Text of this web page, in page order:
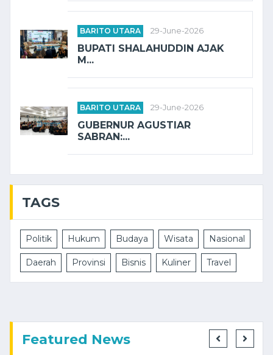
BARITO UTARA 29-June-2026
BUPATI SHALAHUDDIN AJAK
M...
BARITO UTARA 29-June-2026
GUBERNUR AGUSTIAR
SABRAN:...
TAGS
Politik Hukum Budaya Wisata Nasional
Daerah Provinsi Bisnis Kuliner Travel
Featured News